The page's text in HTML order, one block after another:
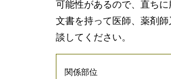
可能性があるので、直ち
文書を持って医師、薬剤
談してください。
関係部位